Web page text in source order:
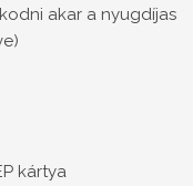
akar a nyugdíjas
kártya